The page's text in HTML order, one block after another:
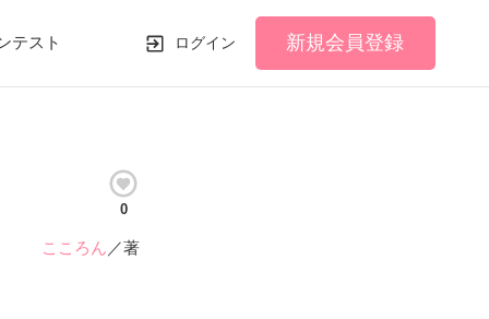
テスト ログイン 新規会員登録
0
こころん ／著